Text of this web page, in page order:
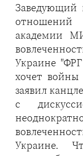
Заведующий
академии
Украине
хочет
заявил
с
Украине.